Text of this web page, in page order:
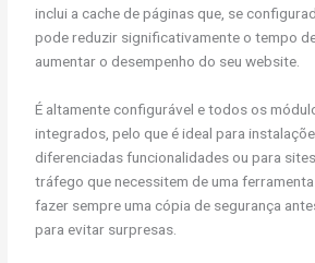
inclui a cache de páginas que, se
pode reduzir significativamente o tempo
aumentar o desempenho do seu website.
É altamente configurável e todos os
integrados, pelo que é ideal para
diferenciadas funcionalidades ou para
tráfego que necessitem de uma
fazer sempre uma cópia de segurança
para evitar surpresas.